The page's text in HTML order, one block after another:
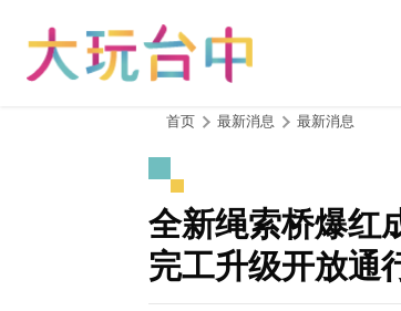
首页 最新消息 最新消息
全新绳索桥爆红
完工升级开放通